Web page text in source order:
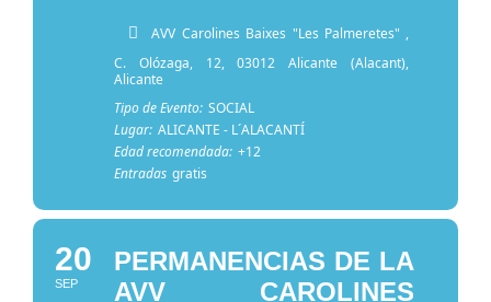
AVV Carolines Baixes "Les Palmeretes" ,
C. Olózaga, 12, 03012 Alicante (Alacant),
Alicante
Tipo de Evento: SOCIAL
Lugar: ALICANTE - L´ALACANTÍ
Edad recomendada: +12
Entradas gratis
20
SEP
PERMANENCIAS DE LA
AVV CAROLINES